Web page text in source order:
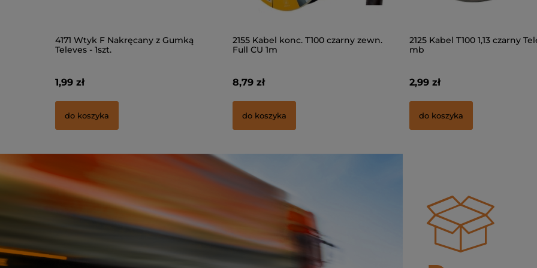
2155 Kabel konc. T100 czarny zewn.
Full CU 1m
8,79 zł
do koszyka
2125 Kabel T100 1,13 czarny Televes 1
mb
2,99 zł
do koszyka
1x Wtyk Kompresyjny F RG6
F-6-TD 4.9
2,99 zł
do koszyka